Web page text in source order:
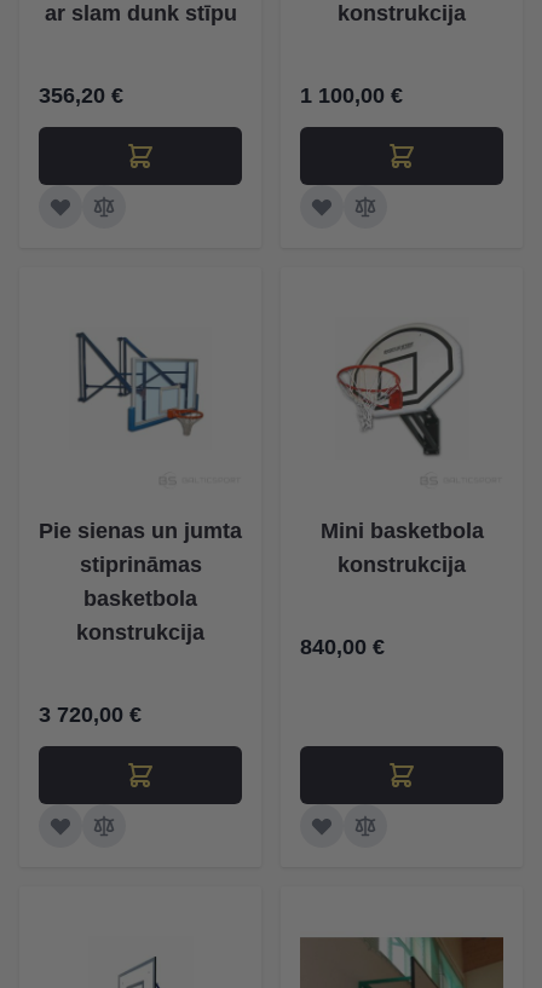
ar slam dunk stīpu
356,20 €
konstrukcija
1 100,00 €
Pie sienas un jumta
stiprināmas
basketbola
konstrukcija
3 720,00 €
Mini basketbola
konstrukcija
840,00 €